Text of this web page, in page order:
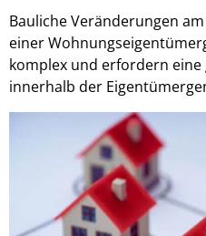
Bauliche Veränderungen
einer
komplex und erfordern
innerhalb der